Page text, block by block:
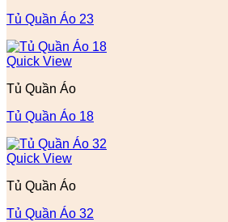
Tủ Quần Áo 23
Quick View
Tủ Quần Áo
Tủ Quần Áo 18
Quick View
Tủ Quần Áo
Tủ Quần Áo 32